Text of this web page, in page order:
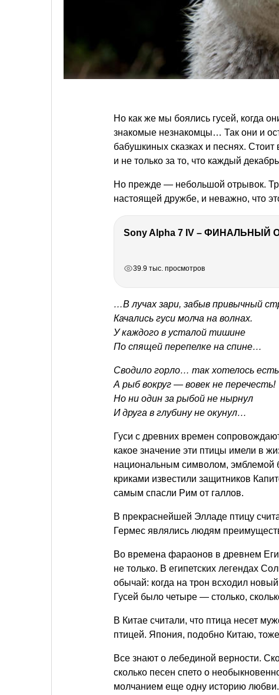
Но как же мы боялись гусей, когда
знакомые незнакомцы… Так они и
бабушкиных сказках и песнях. Стоит
и не только за то, что каждый
Но прежде — небольшой отрывок.
настоящей дружбе, и неважно, что
Sony Alpha 7 IV – ФИНАЛЬНЫЙ
39.9 тыс. просмотров
…В лучах зари, забыв привычный
Качались гуси молча на волнах.
У каждого в усталой тишине
По спящей перепелке на спине…
Сводило горло… так хотелось
А рыб вокруг — вовек не перечесть!
Но ни один за рыбой не нырнул
И друга в глубину не окунул…
Гуси с древних времен
какое значение эти птицы имели в
национальным символом, эмблемой
криками известили защитников
самым спасли Рим от галлов.
В прекраснейшей Элладе птицу
Гермес являлись людям
Во времена фараонов в древнем
не только. В египетских легендах
обычай: когда на трон всходил
Гусей было четыре — столько,
В Китае считали, что птица несет
птицей. Япония, подобно Китаю,
Все знают о лебединой верности.
сколько песен спето о
молчанием еще одну историю